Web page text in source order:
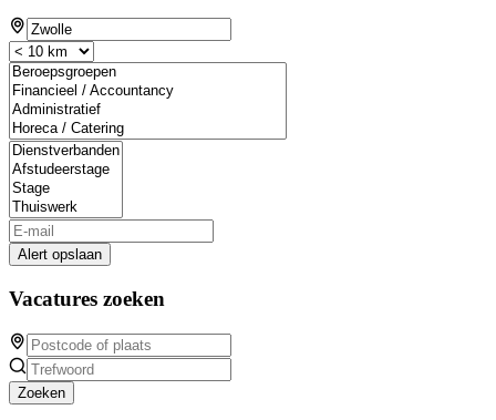
Alert opslaan
Vacatures zoeken
Zoeken